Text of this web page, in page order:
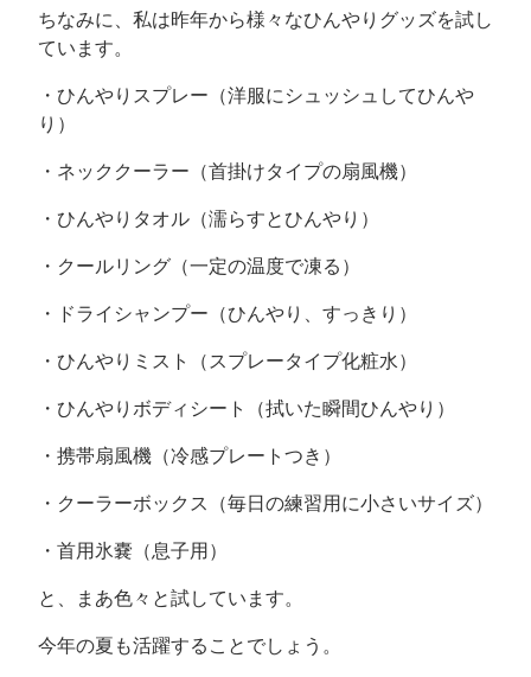
ちなみに、私は昨年から様々なひんやりグッズを試し
ています。
・ひんやりスプレー（洋服にシュッシュしてひんや
り）
・ネッククーラー（首掛けタイプの扇風機）
・ひんやりタオル（濡らすとひんやり）
・クールリング（一定の温度で凍る）
・ドライシャンプー（ひんやり、すっきり）
・ひんやりミスト（スプレータイプ化粧水）
・ひんやりボディシート（拭いた瞬間ひんやり）
・携帯扇風機（冷感プレートつき）
・クーラーボックス（毎日の練習用に小さいサイズ）
・首用氷嚢（息子用）
と、まあ色々と試しています。
今年の夏も活躍することでしょう。